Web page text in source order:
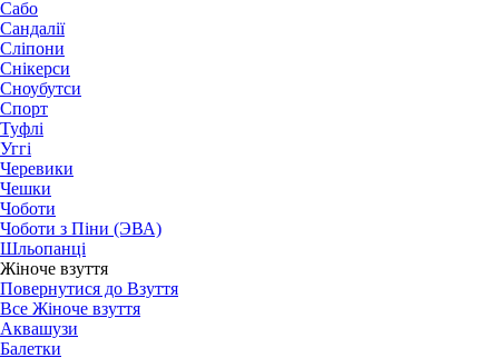
Сабо
Сандалії
Сліпони
Снікерси
Сноубутси
Спорт
Туфлі
Уггі
Черевики
Чешки
Чоботи
Чоботи з Піни (ЭВА)
Шльопанці
Жіноче взуття
Повернутися до Взуття
Все Жіноче взуття
Аквашузи
Балетки